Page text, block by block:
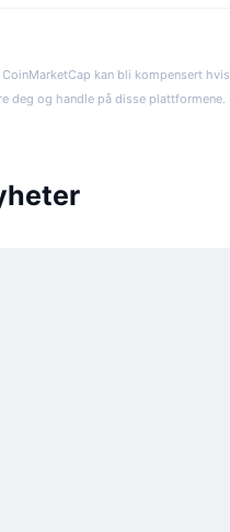
kan bli kompensert
og handle på disse plattformene.